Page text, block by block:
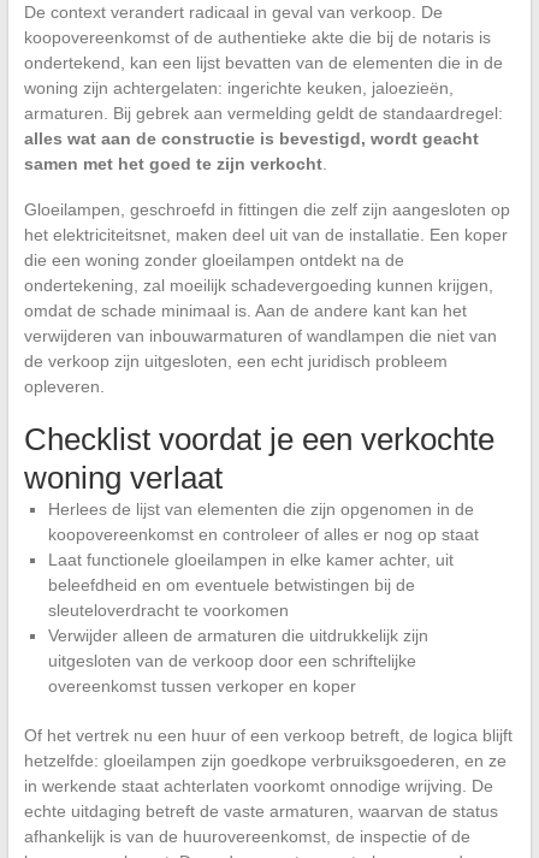
De context verandert radicaal in geval van verkoop. De
koopovereenkomst of de authentieke akte die bij de notaris is
ondertekend, kan een lijst bevatten van de elementen die in de
woning zijn achtergelaten: ingerichte keuken, jaloezieën,
armaturen. Bij gebrek aan vermelding geldt de standaardregel:
alles wat aan de constructie is bevestigd, wordt geacht
samen met het goed te zijn verkocht.
Gloeilampen, geschroefd in fittingen die zelf zijn aangesloten op
het elektriciteitsnet, maken deel uit van de installatie. Een koper
die een woning zonder gloeilampen ontdekt na de
ondertekening, zal moeilijk schadevergoeding kunnen krijgen,
omdat de schade minimaal is. Aan de andere kant kan het
verwijderen van inbouwarmaturen of wandlampen die niet van
de verkoop zijn uitgesloten, een echt juridisch probleem
opleveren.
Checklist voordat je een verkochte
woning verlaat
Herlees de lijst van elementen die zijn opgenomen in de
koopovereenkomst en controleer of alles er nog op staat
Laat functionele gloeilampen in elke kamer achter, uit
beleefdheid en om eventuele betwistingen bij de
sleuteloverdracht te voorkomen
Verwijder alleen de armaturen die uitdrukkelijk zijn
uitgesloten van de verkoop door een schriftelijke
overeenkomst tussen verkoper en koper
Of het vertrek nu een huur of een verkoop betreft, de logica blijft
hetzelfde: gloeilampen zijn goedkope verbruiksgoederen, en ze
in werkende staat achterlaten voorkomt onnodige wrijving. De
echte uitdaging betreft de vaste armaturen, waarvan de status
afhankelijk is van de huurovereenkomst, de inspectie of de